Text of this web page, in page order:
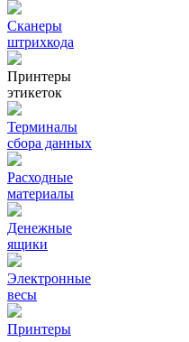
Сканеры
штрихкода
Принтеры
этикеток
Терминалы
сбора данных
Расходные
материалы
Денежные
ящики
Электронные
весы
Принтеры